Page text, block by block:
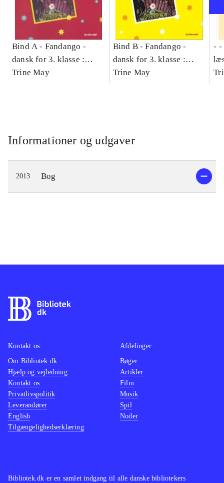
Bind A - Fandango -
dansk for 3. klasse :
grundbog -- Arbejdsbog.
Trine May
Bind B -Fandango -
dansk for 3. klasse :
grundbog -- Arbejdsbog.
Trine May
- -
-
Informationer og udgaver
2013 Bog
Bibliotek.dk er en samlet indgang til alle danske bibliotekers
Kontakt os
Om Bibliotek.dk
Hjælp og vejledning
Kontakt os
Privatlivspolitik
Leverandører
English
Tilgængelighedserklæring
Afdelinger
Bøger
Artikler
Film
Musik
Spil
Noder